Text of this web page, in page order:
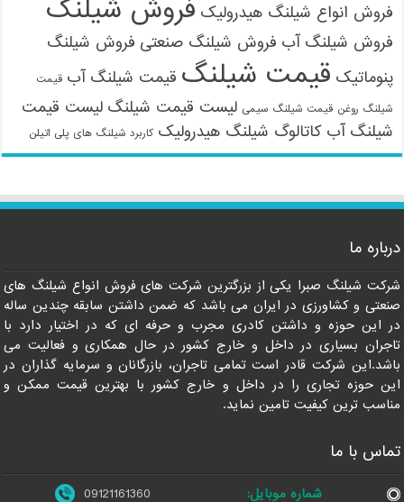
فروش انواع شیلنگ هیدرولیک فروش شیلنگ
فروش شیلنگ آب فروش شیلنگ صنعتی فروش شیلنگ
پنوماتیک قیمت شیلنگ قیمت شیلنگ آب قیمت
شیلنگ روغن قیمت شیلنگ سیمی لیست قیمت شیلنگ لیست قیمت
شیلنگ آب کاتالوگ شیلنگ هیدرولیک کاربرد شیلنگ های پلی اتیلن
درباره ما
شرکت شیلنگ صبرا یکی از بزرگترین شرکت های فروش انواع شیلنگ های
صنعتی و کشاورزی در ایران می باشد که ضمن داشتن سابقه چندین ساله
در این حوزه و داشتن کادری مجرب و حرفه ای که در اختیار دارد با
تاجران بسیاری در داخل و خارج کشور در حال همکاری و فعالیت می
باشد.این شرکت قادر است تمامی تاجران، بازرگانان و سرمایه گذاران در
این حوزه تجاری را در داخل و خارج کشور با بهترین قیمت ممکن و
مناسب ترین کیفیت تامین نماید.
تماس با ما
شماره موبایل: 09121161360